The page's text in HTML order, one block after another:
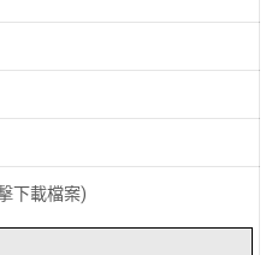
下載檔案)